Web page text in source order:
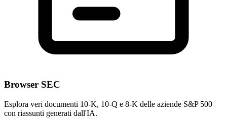
Browser SEC
Esplora veri documenti 10-K, 10-Q e 8-K delle aziende S&P 500
con riassunti generati dall'IA.